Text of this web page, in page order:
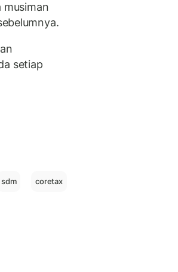
musiman
setiap
sdm coretax